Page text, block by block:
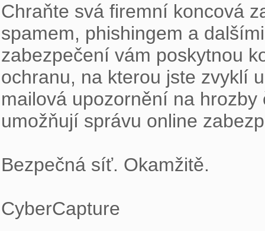
Chraňte svá firemní koncová
spamem, phishingem a
zabezpečení vám poskytnou
ochranu, na kterou jste zvyklí
mailová upozornění na
umožňují správu online
Bezpečná síť. Okamžitě.
CyberCapture